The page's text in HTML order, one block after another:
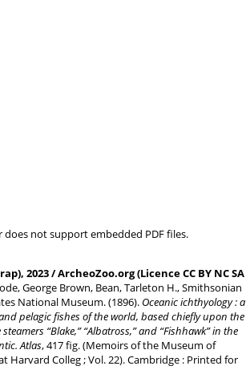
does not support embedded PDF files.
2023 / ArcheoZoo.org (Licence CC BY NC SA
George Brown, Bean, Tarleton H., Smithsonian
National Museum. (1896). Oceanic ichthyology : a
pelagic fishes of the world, based chiefly upon the
“Blake,” “Albatross,” and “Fishhawk” in the
Atlas, 417 fig. (Memoirs of the Museum of
Harvard Colleg ; Vol. 22). Cambridge : Printed for